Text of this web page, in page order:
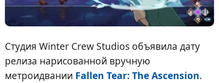
Студия Winter Crew Studios объявила дату
релиза нарисованной вручную
метроидвании Fallen Tear: The Ascension.